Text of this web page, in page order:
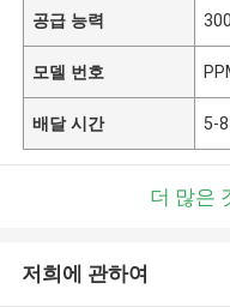
공급 능력
모델 번호
배달 시간 5-
더 많은
저희에 관하여